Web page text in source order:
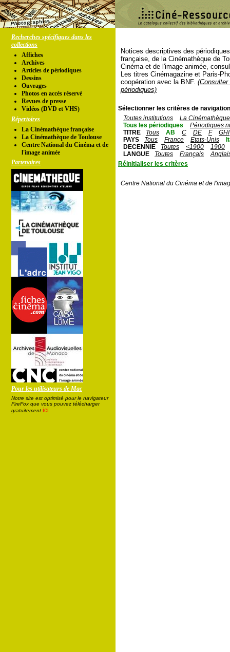
Recherches spécifiques dans les
collections
Affiches
Archives
Articles de périodiques
Dessins
Ouvrages
Photos en accés réservé
Revues de presse
Vidéos (DVD et VHS)
Répertoires
La Cinémathèque française
La Cinémathèque de Toulouse
Centre National du Cinéma et de
l'image animée
Partenaires
Pour les utilisateurs de Mac
Notre site est optimisé pour le navigateur
FireFox que vous pouvez télécharger
gratuitement ici
Notices descriptives des
française, de la Cinémathèque de
Cinéma et de l'image animée,
Les titres Cinémagazine et Paris-
coopération avec la BNF.
périodiques)
Sélectionner les critères de
Toutes institutions
La
Tous les périodiques
Périodiques
TITRE
Tous AB C DE F
GHI
PAYS
Tous France Etats-Unis
DECENNIE
Toutes <1900
1900
LANGUE
Toutes Français
Réinitialiser les critères
Centre National du Cinéma et de